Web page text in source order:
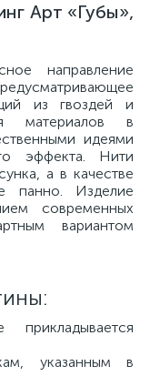
Арт «Губы»,
направление
из гвоздей и
материалов в
идеями
эффекта. Нити
а в качестве
панно. Изделие
современных
вариантом
указанным в